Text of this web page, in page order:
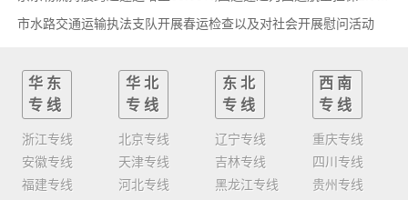
市水路交通运输执法支队开展春运检查以及对社会开展慰问活动
华东
专线
浙江专线
安徽专线
福建专线
华北
专线
北京专线
天津专线
河北专线
东北
专线
辽宁专线
吉林专线
黑龙江专线
西南
专线
重庆专线
四川专线
贵州专线